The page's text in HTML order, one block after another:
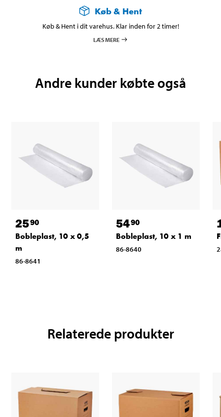
Køb & Hent
Køb & Hent i dit varehus. Klar inden for 2 timer!
LÆS MERE
Andre kunder købte også
2590
Bobleplast, 10 x 0,5
m
86-8641
5490
Bobleplast, 10 x 1 m
86-8640
Relaterede produkter